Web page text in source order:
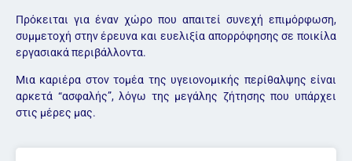
Πρόκειται για έναν χώρο που απαιτεί συνεχή επιμόρφωση,
συμμετοχή στην έρευνα και ευελιξία απορρόφησης σε ποικίλα
εργασιακά περιβάλλοντα.
Μια καριέρα στον τομέα της υγειονομικής περίθαλψης είναι
αρκετά “ασφαλής”, λόγω της μεγάλης ζήτησης που υπάρχει
στις μέρες μας.